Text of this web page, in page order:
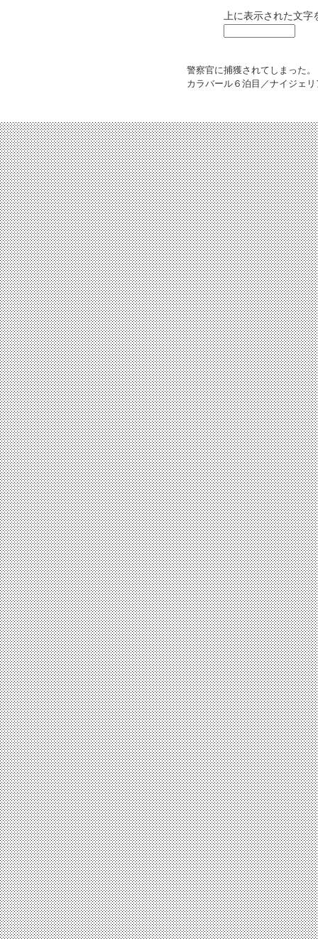
上に表示された文
警察官に捕獲されてしまった。
カラバール６泊目／ナイジェリ